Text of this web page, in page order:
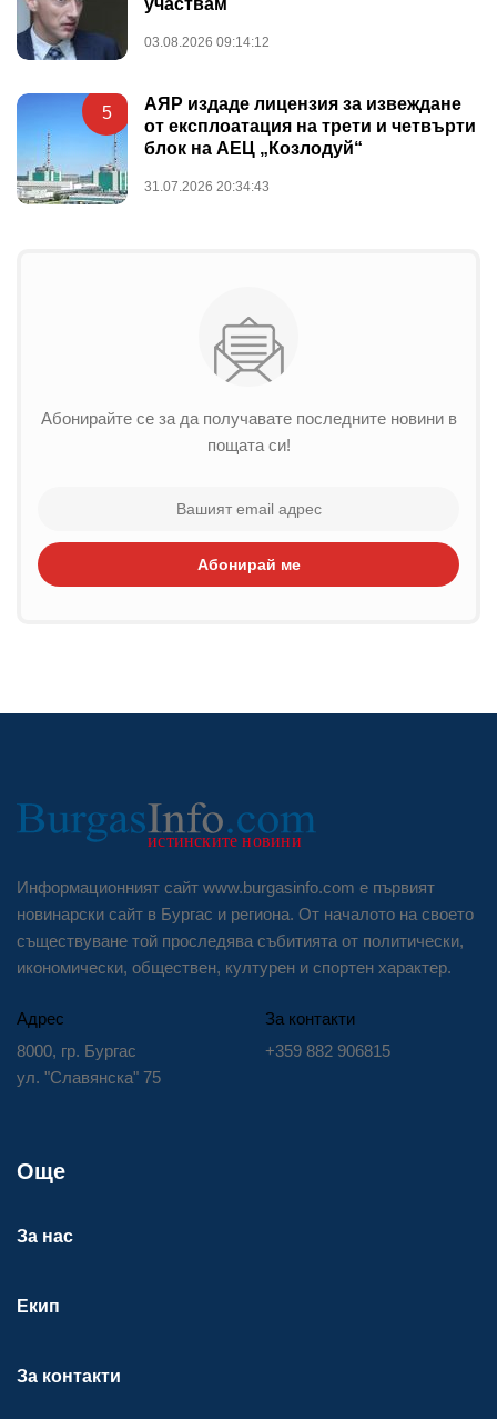
03.08.2026 09:14:12
5
АЯР издаде лицензия за извеждане
от експлоатация на трети и четвърти
блок на АЕЦ „Козлодуй“
31.07.2026 20:34:43
Абонирайте се за да получавате последните новини в
пощата си!
Абонирай ме
Информационният сайт www.burgasinfo.com е първият
новинарски сайт в Бургас и региона. От началото на своето
съществуване той проследява събитията от политически,
икономически, обществен, културен и спортен характер.
Адрес
8000, гр. Бургас
ул. "Славянска" 75
За контакти
+359 882 906815
Още
За нас
Екип
За контакти